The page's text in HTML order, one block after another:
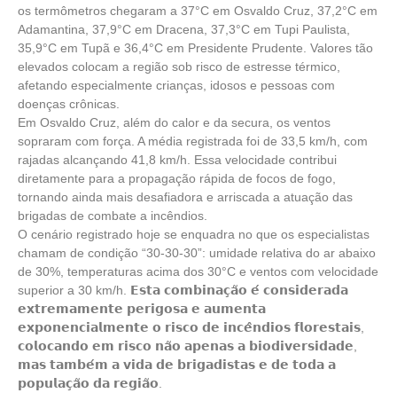
os termômetros chegaram a 37°C em Osvaldo Cruz, 37,2°C em
Adamantina, 37,9°C em Dracena, 37,3°C em Tupi Paulista,
35,9°C em Tupã e 36,4°C em Presidente Prudente. Valores tão
elevados colocam a região sob risco de estresse térmico,
afetando especialmente crianças, idosos e pessoas com
doenças crônicas.
Em Osvaldo Cruz, além do calor e da secura, os ventos
sopraram com força. A média registrada foi de 33,5 km/h, com
rajadas alcançando 41,8 km/h. Essa velocidade contribui
diretamente para a propagação rápida de focos de fogo,
tornando ainda mais desafiadora e arriscada a atuação das
brigadas de combate a incêndios.
O cenário registrado hoje se enquadra no que os especialistas
chamam de condição “30-30-30”: umidade relativa do ar abaixo
de 30%, temperaturas acima dos 30°C e ventos com velocidade
superior a 30 km/h. 𝗘𝘀𝘁𝗮 𝗰𝗼𝗺𝗯𝗶𝗻𝗮𝗰̧𝗮̃𝗼 𝗲́ 𝗰𝗼𝗻𝘀𝗶𝗱𝗲𝗿𝗮𝗱𝗮
𝗲𝘅𝘁𝗿𝗲𝗺𝗮𝗺𝗲𝗻𝘁𝗲 𝗽𝗲𝗿𝗶𝗴𝗼𝘀𝗮 𝗲 𝗮𝘂𝗺𝗲𝗻𝘁𝗮
𝗲𝘅𝗽𝗼𝗻𝗲𝗻𝗰𝗶𝗮𝗹𝗺𝗲𝗻𝘁𝗲 𝗼 𝗿𝗶𝘀𝗰𝗼 𝗱𝗲 𝗶𝗻𝗰𝗲̂𝗻𝗱𝗶𝗼𝘀 𝗳𝗹𝗼𝗿𝗲𝘀𝘁𝗮𝗶𝘀,
𝗰𝗼𝗹𝗼𝗰𝗮𝗻𝗱𝗼 𝗲𝗺 𝗿𝗶𝘀𝗰𝗼 𝗻𝗮̃𝗼 𝗮𝗽𝗲𝗻𝗮𝘀 𝗮 𝗯𝗶𝗼𝗱𝗶𝘃𝗲𝗿𝘀𝗶𝗱𝗮𝗱𝗲,
𝗺𝗮𝘀 𝘁𝗮𝗺𝗯𝗲́𝗺 𝗮 𝘃𝗶𝗱𝗮 𝗱𝗲 𝗯𝗿𝗶𝗴𝗮𝗱𝗶𝘀𝘁𝗮𝘀 𝗲 𝗱𝗲 𝘁𝗼𝗱𝗮 𝗮
𝗽𝗼𝗽𝘂𝗹𝗮𝗰̧𝗮̃𝗼 𝗱𝗮 𝗿𝗲𝗴𝗶𝗮̃𝗼.